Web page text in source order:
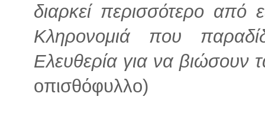
διαρκεί περισσότερο από
Κληρονομιά που
Ελευθερία για να βιώσουν
οπισθόφυλλο)